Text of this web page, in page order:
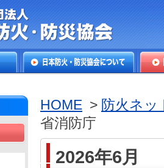
人日本防火・防
HOME > 防火ネッ
省消防庁
2026年6月